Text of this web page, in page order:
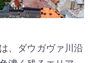
、ダウガヴァ川沿